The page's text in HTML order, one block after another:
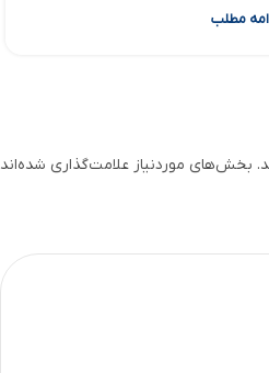
مطلب
بخش‌های موردنیاز علامت‌گذاری شده‌اند